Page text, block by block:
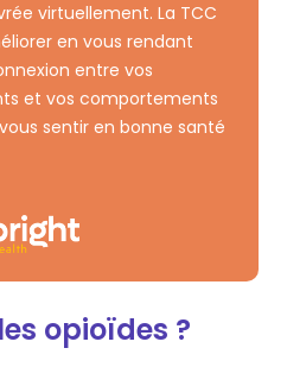
virtuellement. La TCC
en vous rendant
entre vos
et vos comportements
sentir en bonne santé
opioïdes ?